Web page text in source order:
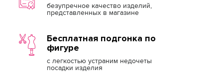
безупречное качество изделий,
представленных в магазине
Бесплатная подгонка по
фигуре
с легкостью устраним недочеты
посадки изделия